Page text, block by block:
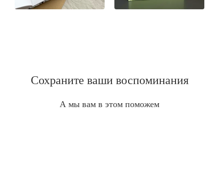
Сохраните ваши воспоминания
А мы вам в этом поможем